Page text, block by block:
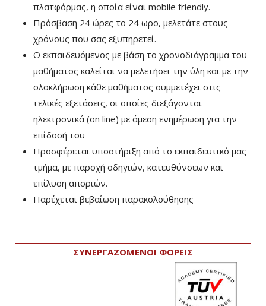
πλατφόρμας, η οποία είναι mobile friendly.
Πρόσβαση 24 ώρες το 24 ωρο, μελετάτε στους
χρόνους που σας εξυπηρετεί.
Ο εκπαιδευόμενος με βάση το χρονοδιάγραμμα του
μαθήματος καλείται να μελετήσει την ύλη και με την
ολοκλήρωση κάθε μαθήματος συμμετέχει στις
τελικές εξετάσεις, οι οποίες διεξάγονται
ηλεκτρονικά (on line) με άμεση ενημέρωση για την
επίδοσή του
Προσφέρεται υποστήριξη από το εκπαιδευτικό μας
τμήμα, με παροχή οδηγιών, κατευθύνσεων και
επίλυση αποριών.
Παρέχεται βεβαίωση παρακολούθησης
ΣΥΝΕΡΓΑΖΟΜΕΝΟΙ ΦΟΡΕΙΣ